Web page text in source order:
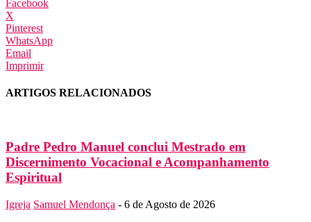
Facebook
X
Pinterest
WhatsApp
Email
Imprimir
ARTIGOS RELACIONADOS
Padre Pedro Manuel conclui Mestrado em
Discernimento Vocacional e Acompanhamento
Espiritual
Igreja Samuel Mendonça - 6 de Agosto de 2026